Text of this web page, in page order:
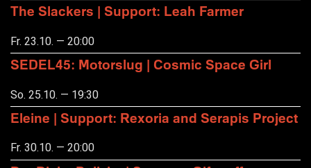
The Slackers | Support: Leah Farmer
Fr. 23.10. — 20:00
SEDEL45: Motorslug | Cosmic Space Girl
So. 25.10. — 19:30
Eleine | Support: Rexoria and Serapis Project
Fr. 30.10. — 20:00